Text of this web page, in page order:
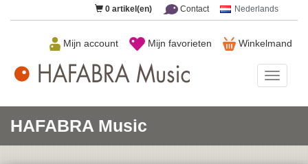
0 artikel(en) Contact Nederlands
Winkelmand
Mijn favorieten
Mijn account
Music
HAFABRA Music